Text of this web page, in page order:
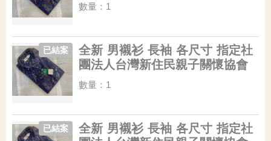
數量：1
全新 男襯衫 長袖 各尺寸 指定社
團法人台灣新住民親子關懷協會
已結案
數量：1
全新 男襯衫 長袖 各尺寸 指定社
已結案